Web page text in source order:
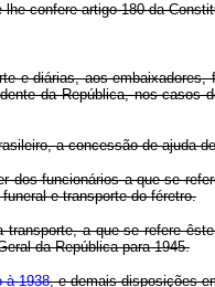
lhe confere artigo 180 da
e diárias, aos
da República, nos
a concessão de ajuda
dos funcionários a que se
e transporte do féretro.
a que se refere
da República para 1945.
à 1938, e demais disposições